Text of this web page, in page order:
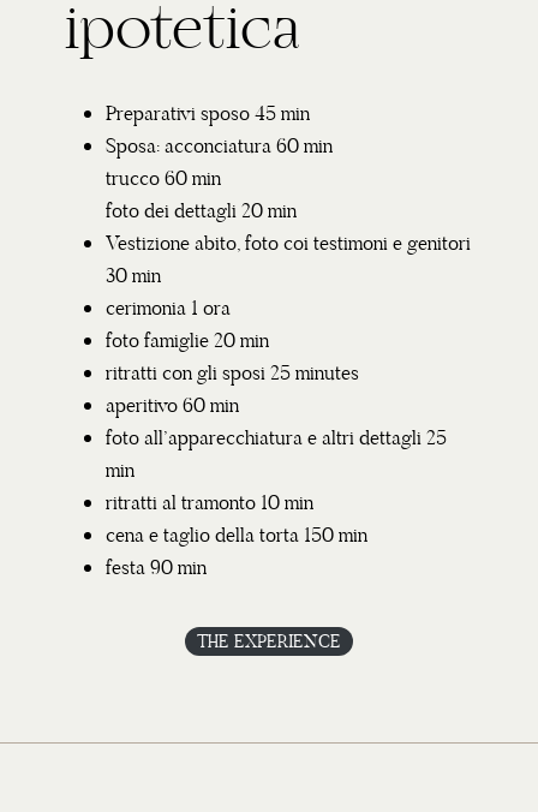
ipotetica
Preparativi sposo 45 min
Sposa: acconciatura 60 min
trucco 60 min
foto dei dettagli 20 min
Vestizione abito, foto coi testimoni e genitori
30 min
cerimonia 1 ora
foto famiglie 20 min
ritratti con gli sposi 25 minutes
aperitivo 60 min
foto all’apparecchiatura e altri dettagli 25
min
ritratti al tramonto 10 min
cena e taglio della torta 150 min
festa 90 min
THE EXPERIENCE